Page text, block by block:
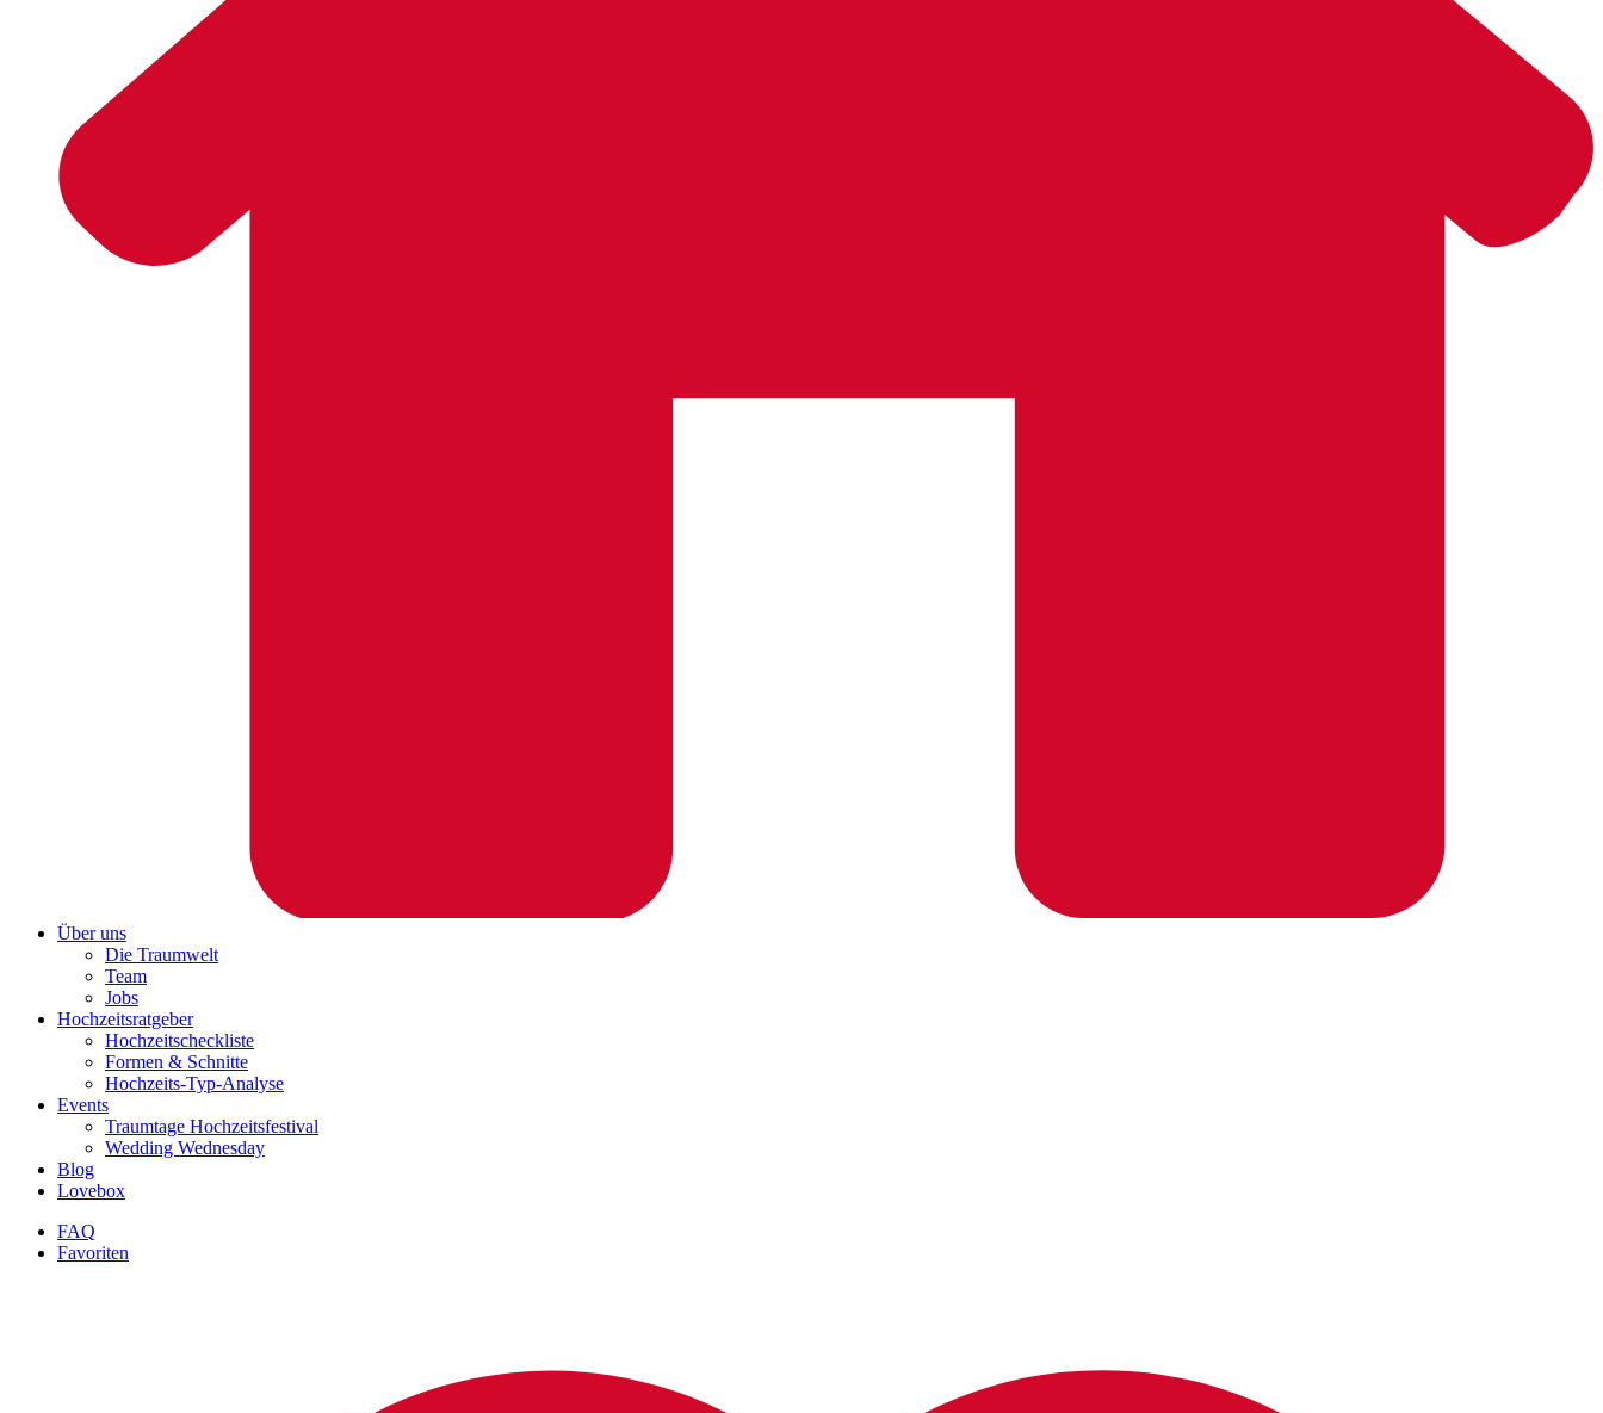
Über uns
Die Traumwelt
Team
Jobs
Hochzeitsratgeber
Hochzeitscheckliste
Formen & Schnitte
Hochzeits-Typ-Analyse
Events
Traumtage Hochzeitsfestival
Wedding Wednesday
Blog
Lovebox
FAQ
Favoriten